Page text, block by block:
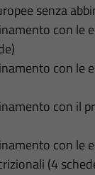
senza
con le
con le
con il
con le
(4